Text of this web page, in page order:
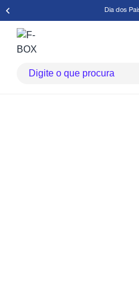
Dia dos